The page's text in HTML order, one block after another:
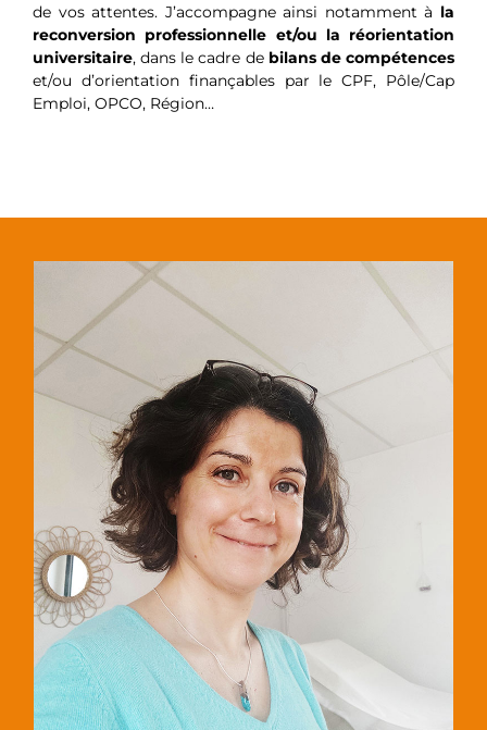
de vos attentes. J’accompagne ainsi notamment à la
reconversion professionnelle et/ou la réorientation
universitaire, dans le cadre de bilans de compétences
et/ou d’orientation finançables par le CPF, Pôle/Cap
Emploi, OPCO, Région…